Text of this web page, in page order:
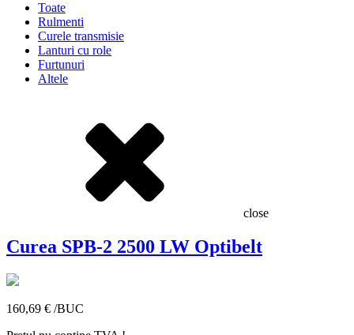
Toate
Rulmenti
Curele transmisie
Lanturi cu role
Furtunuri
Altele
close
Curea SPB-2 2500 LW Optibelt
160,69 € /BUC